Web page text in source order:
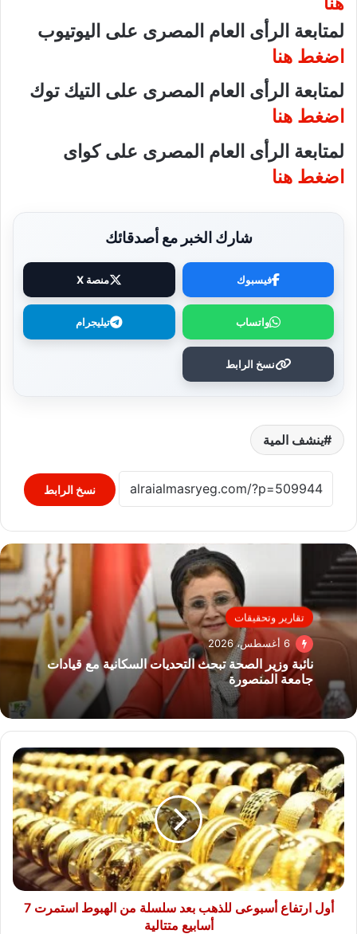
لمتابعة الرأى العام المصرى على اليوتيوب
اضغط هنا
لمتابعة الرأى العام المصرى على التيك توك
اضغط هنا
لمتابعة الرأى العام المصرى على كواى
اضغط هنا
شارك الخبر مع أصدقائك
فيسبوك منصة X
واتساب تيليجرام
نسخ الرابط
ينشف المية
نسخ الرابط
تقارير وتحقيقات
6 أغسطس، 2026
نائبة وزير الصحة تبحث التحديات السكانية مع قيادات
جامعة المنصورة
أول
ارتفاع
أسبوعى
للذهب
بعد
سلسلة
من
الهبوط
استمرت
أول ارتفاع أسبوعى للذهب بعد سلسلة من الهبوط استمرت 7
أسابيع متتالية